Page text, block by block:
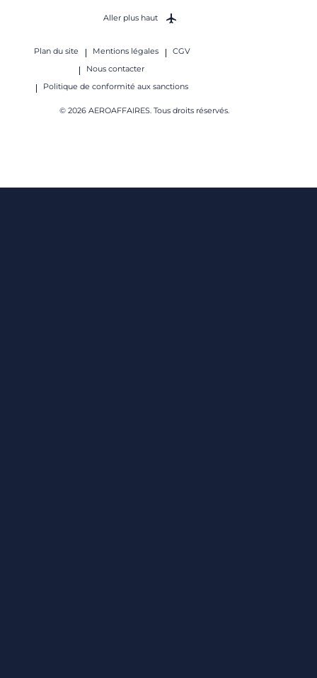
Plan du site Mentions légales
CGV
Nous contacter
Politique de conformité aux sanctions
© 2026 AEROAFFAIRES. Tous droits réservés.
Aller plus haut